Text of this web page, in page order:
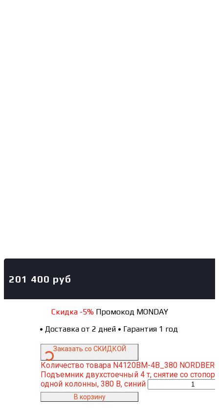
201 400 руб
Скидка -5%Промокод MONDAY
• Доставка от 2 дней • Гарантия 1 год
Заказать со СКИДКОЙ
Количество товара N4120BM-4B_380 NORDBERG
Подъемник двухстоечный 4 т, снятие со
одной колонны, 380 В, синий
В корзину